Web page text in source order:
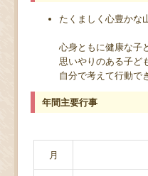
たくましく心豊かな
心身ともに健康な子
思いやりのある子ど
自分で考えて行動で
年間主要行事
月